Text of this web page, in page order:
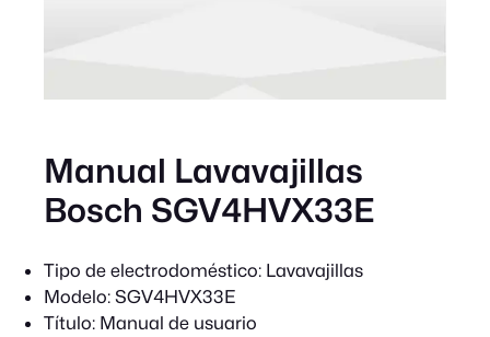
Manual Lavavajillas
Bosch SGV4HVX33E
Tipo de electrodoméstico: Lavavajillas
Modelo: SGV4HVX33E
Título: Manual de usuario